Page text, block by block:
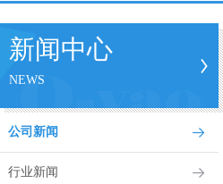
新闻中心
NEWS
公司新闻
行业新闻